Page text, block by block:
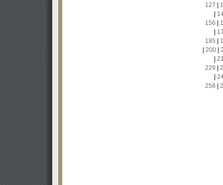
127
156
185
200|
229
258